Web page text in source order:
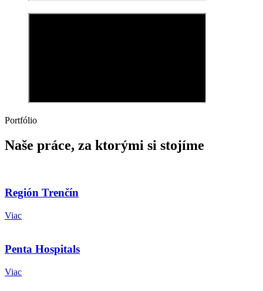
Portfólio
Naše práce, za ktorými si stojíme
Región Trenčín
Viac
Penta Hospitals
Viac